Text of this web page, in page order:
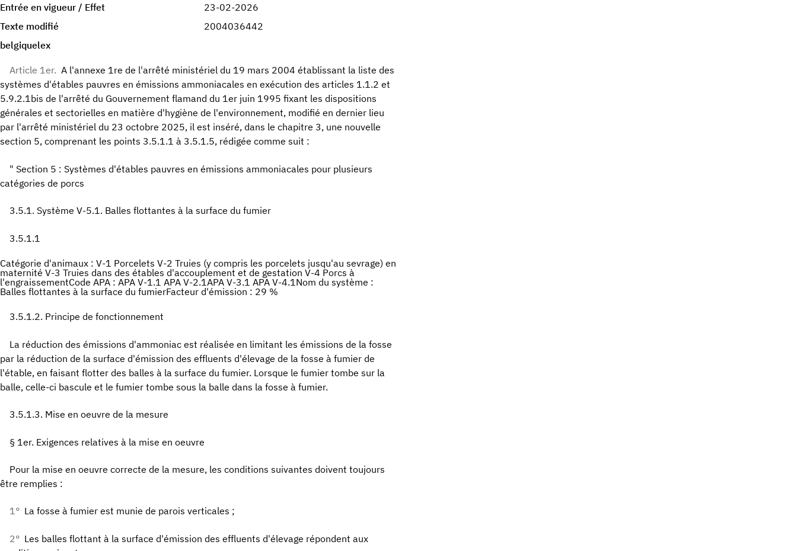
Entrée en vigueur / Effet
23-02-2026
Texte modifié
2004036442
belgiquelex
Article 1er. A l'annexe 1re de l'arrêté ministériel du 19 mars 2004 établissant la liste des
systèmes d'étables pauvres en émissions ammoniacales en exécution des articles 1.1.2 et
5.9.2.1bis de l'arrêté du Gouvernement flamand du 1er juin 1995 fixant les dispositions
générales et sectorielles en matière d'hygiène de l'environnement, modifié en dernier lieu
par l'arrêté ministériel du 23 octobre 2025, il est inséré, dans le chapitre 3, une nouvelle
section 5, comprenant les points 3.5.1.1 à 3.5.1.5, rédigée comme suit :
" Section 5 : Systèmes d'étables pauvres en émissions ammoniacales pour plusieurs
catégories de porcs
3.5.1. Système V-5.1. Balles flottantes à la surface du fumier
3.5.1.1
Catégorie d'animaux : V-1 Porcelets V-2 Truies (y compris les porcelets jusqu'au sevrage) en
maternité V-3 Truies dans des étables d'accouplement et de gestation V-4 Porcs à
l'engraissementCode APA : APA V-1.1 APA V-2.1APA V-3.1 APA V-4.1Nom du système :
Balles flottantes à la surface du fumierFacteur d'émission : 29 %
3.5.1.2. Principe de fonctionnement
La réduction des émissions d'ammoniac est réalisée en limitant les émissions de la fosse
par la réduction de la surface d'émission des effluents d'élevage de la fosse à fumier de
l'étable, en faisant flotter des balles à la surface du fumier. Lorsque le fumier tombe sur la
balle, celle-ci bascule et le fumier tombe sous la balle dans la fosse à fumier.
3.5.1.3. Mise en oeuvre de la mesure
§ 1er. Exigences relatives à la mise en oeuvre
Pour la mise en oeuvre correcte de la mesure, les conditions suivantes doivent toujours
être remplies :
1° La fosse à fumier est munie de parois verticales ;
2° Les balles flottant à la surface d'émission des effluents d'élevage répondent aux